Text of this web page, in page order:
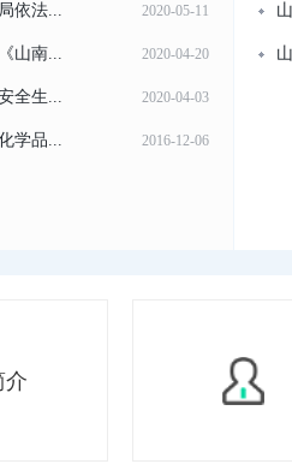
依法... 2020-05-11
山南... 2020-04-20
全生... 2020-04-03
学品... 2016-12-06
介